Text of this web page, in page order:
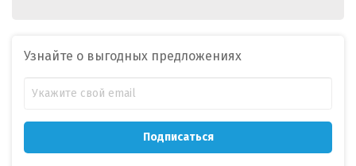
Узнайте о выгодных предложениях
Подписаться